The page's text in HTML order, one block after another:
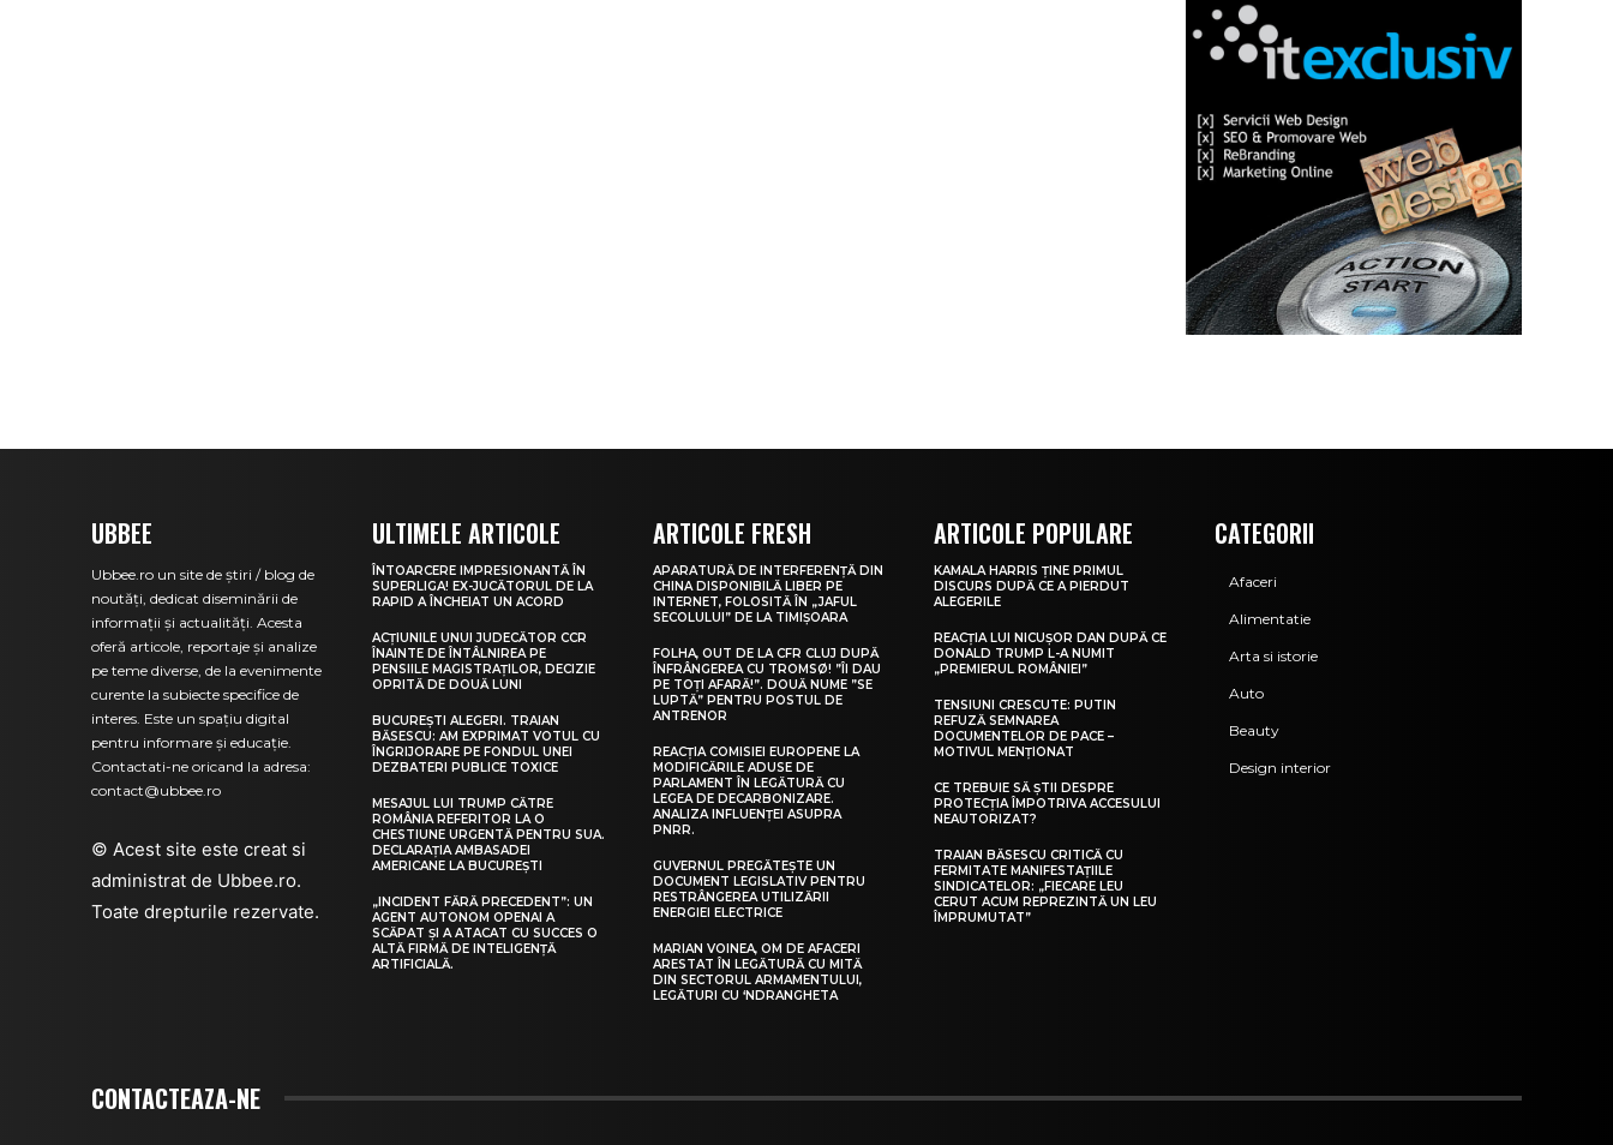
UBBEE
Ubbee.ro un site de știri / blog de
noutăți, dedicat diseminării de
informații și actualități. Acesta
oferă articole, reportaje și analize
pe teme diverse, de la evenimente
curente la subiecte specifice de
interes. Este un spațiu digital
pentru informare și educație.
Contactati-ne oricand la adresa:
contact@ubbee.ro
© Acest site este creat si
administrat de Ubbee.ro.
Toate drepturile rezervate.
ULTIMELE ARTICOLE
ÎNTOARCERE IMPRESIONANTĂ ÎN
SUPERLIGA! EX-JUCĂTORUL DE LA
RAPID A ÎNCHEIAT UN ACORD
ACȚIUNILE UNUI JUDECĂTOR CCR
ÎNAINTE DE ÎNTÂLNIREA PE
PENSIILE MAGISTRAȚILOR, DECIZIE
OPRITĂ DE DOUĂ LUNI
BUCUREȘTI ALEGERI. TRAIAN
BĂSESCU: AM EXPRIMAT VOTUL CU
ÎNGRIJORARE PE FONDUL UNEI
DEZBATERI PUBLICE TOXICE
MESAJUL LUI TRUMP CĂTRE
ROMÂNIA REFERITOR LA O
CHESTIUNE URGENTĂ PENTRU SUA.
DECLARAȚIA AMBASADEI
AMERICANE LA BUCUREȘTI
„INCIDENT FĂRĂ PRECEDENT”: UN
AGENT AUTONOM OPENAI A
SCĂPAT ȘI A ATACAT CU SUCCES O
ALTĂ FIRMĂ DE INTELIGENȚĂ
ARTIFICIALĂ.
ARTICOLE FRESH
APARATURĂ DE INTERFERENȚĂ DIN
CHINA DISPONIBILĂ LIBER PE
INTERNET, FOLOSITĂ ÎN „JAFUL
SECOLULUI” DE LA TIMIȘOARA
FOLHA, OUT DE LA CFR CLUJ DUPĂ
ÎNFRÂNGEREA CU TROMSØ! ”ÎI DAU
PE TOȚI AFARĂ!”. DOUĂ NUME ”SE
LUPTĂ” PENTRU POSTUL DE
ANTRENOR
REACȚIA COMISIEI EUROPENE LA
MODIFICĂRILE ADUSE DE
PARLAMENT ÎN LEGĂTURĂ CU
LEGEA DE DECARBONIZARE.
ANALIZA INFLUENȚEI ASUPRA
PNRR.
GUVERNUL PREGĂTEȘTE UN
DOCUMENT LEGISLATIV PENTRU
RESTRÂNGEREA UTILIZĂRII
ENERGIEI ELECTRICE
MARIAN VOINEA, OM DE AFACERI
ARESTAT ÎN LEGĂTURĂ CU MITĂ
DIN SECTORUL ARMAMENTULUI,
LEGĂTURI CU ‘NDRANGHETA
ARTICOLE POPULARE
KAMALA HARRIS ȚINE PRIMUL
DISCURS DUPĂ CE A PIERDUT
ALEGERILE
REACȚIA LUI NICUȘOR DAN DUPĂ CE
DONALD TRUMP L-A NUMIT
„PREMIERUL ROMÂNIEI”
TENSIUNI CRESCUTE: PUTIN
REFUZĂ SEMNAREA
DOCUMENTELOR DE PACE –
MOTIVUL MENȚIONAT
CE TREBUIE SĂ ȘTII DESPRE
PROTECȚIA ÎMPOTRIVA ACCESULUI
NEAUTORIZAT?
TRAIAN BĂSESCU CRITICĂ CU
FERMITATE MANIFESTAȚIILE
SINDICATELOR: „FIECARE LEU
CERUT ACUM REPREZINTĂ UN LEU
ÎMPRUMUTAT”
CATEGORII
Afaceri
Alimentatie
Arta si istorie
Auto
Beauty
Design interior
CONTACTEAZA-NE